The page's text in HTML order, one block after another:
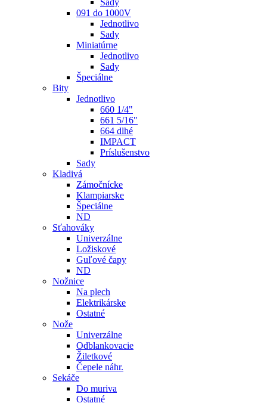
Sady
091 do 1000V
Jednotlivo
Sady
Miniatúrne
Jednotlivo
Sady
Špeciálne
Bity
Jednotlivo
660 1/4"
661 5/16"
664 dlhé
IMPACT
Príslušenstvo
Sady
Kladivá
Zámočnícke
Klampiarske
Špeciálne
ND
Sťahováky
Univerzálne
Ložiskové
Guľové čapy
ND
Nožnice
Na plech
Elektrikárske
Ostatné
Nože
Univerzálne
Odblankovacie
Žiletkové
Čepele náhr.
Sekáče
Do muriva
Ostatné